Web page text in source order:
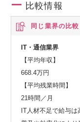
比較情報
同じ業界の比較
IT・通信業界
【平均年収】
668.4万円
【平均残業時間】
21時間／月
IT人材不足で給与